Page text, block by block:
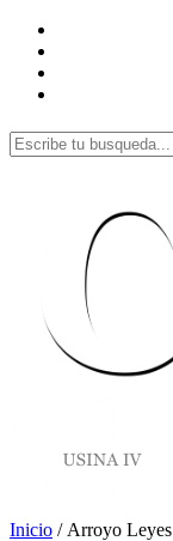
Inicio / Arroyo Leyes